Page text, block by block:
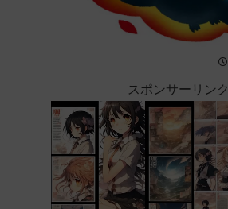
スポンサーリンク